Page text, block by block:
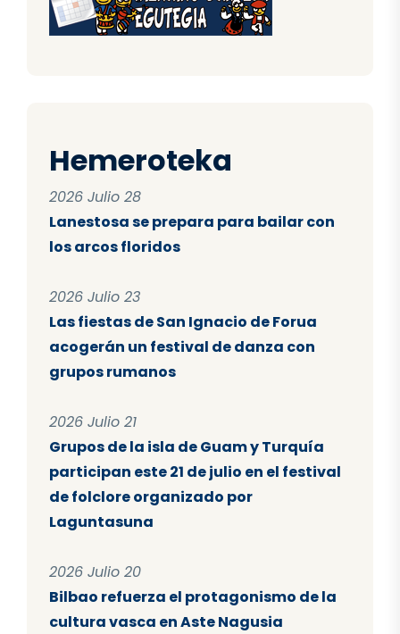
Hemeroteka
2026 Julio 28
Lanestosa se prepara para bailar con
los arcos floridos
2026 Julio 23
Las fiestas de San Ignacio de Forua
acogerán un festival de danza con
grupos rumanos
2026 Julio 21
Grupos de la isla de Guam y Turquía
participan este 21 de julio en el festival
de folclore organizado por
Laguntasuna
2026 Julio 20
Bilbao refuerza el protagonismo de la
cultura vasca en Aste Nagusia